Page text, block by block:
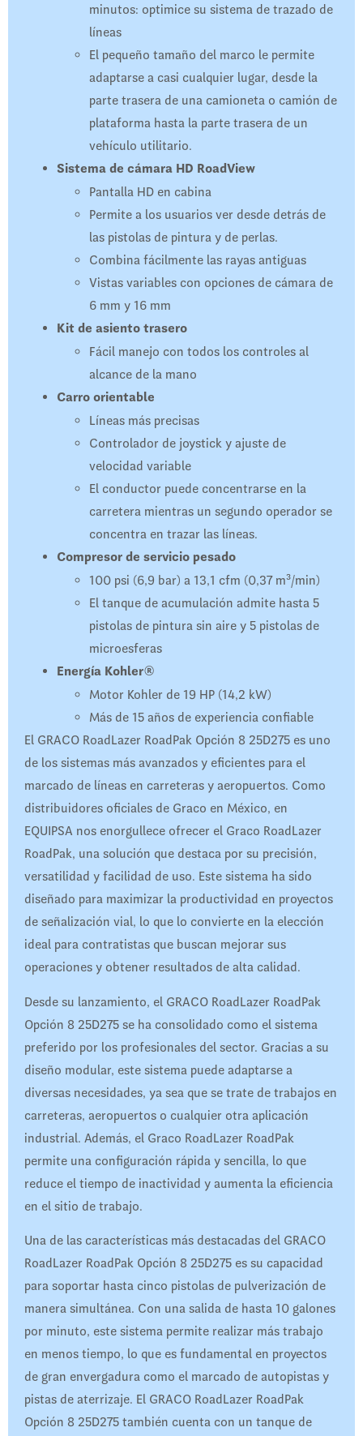
minutos: optimice su sistema de trazado de
líneas
El pequeño tamaño del marco le permite
adaptarse a casi cualquier lugar, desde la
parte trasera de una camioneta o camión de
plataforma hasta la parte trasera de un
vehículo utilitario.
Sistema de cámara HD RoadView
Pantalla HD en cabina
Permite a los usuarios ver desde detrás de
las pistolas de pintura y de perlas.
Combina fácilmente las rayas antiguas
Vistas variables con opciones de cámara de
6 mm y 16 mm
Kit de asiento trasero
Fácil manejo con todos los controles al
alcance de la mano
Carro orientable
Líneas más precisas
Controlador de joystick y ajuste de
velocidad variable
El conductor puede concentrarse en la
carretera mientras un segundo operador se
concentra en trazar las líneas.
Compresor de servicio pesado
100 psi (6,9 bar) a 13,1 cfm (0,37 m³/min)
El tanque de acumulación admite hasta 5
pistolas de pintura sin aire y 5 pistolas de
microesferas
Energía Kohler®
Motor Kohler de 19 HP (14,2 kW)
Más de 15 años de experiencia confiable
El GRACO RoadLazer RoadPak Opción 8 25D275 es uno
de los sistemas más avanzados y eficientes para el
marcado de líneas en carreteras y aeropuertos. Como
distribuidores oficiales de Graco en México, en
EQUIPSA nos enorgullece ofrecer el Graco RoadLazer
RoadPak, una solución que destaca por su precisión,
versatilidad y facilidad de uso. Este sistema ha sido
diseñado para maximizar la productividad en proyectos
de señalización vial, lo que lo convierte en la elección
ideal para contratistas que buscan mejorar sus
operaciones y obtener resultados de alta calidad.
Desde su lanzamiento, el GRACO RoadLazer RoadPak
Opción 8 25D275 se ha consolidado como el sistema
preferido por los profesionales del sector. Gracias a su
diseño modular, este sistema puede adaptarse a
diversas necesidades, ya sea que se trate de trabajos en
carreteras, aeropuertos o cualquier otra aplicación
industrial. Además, el Graco RoadLazer RoadPak
permite una configuración rápida y sencilla, lo que
reduce el tiempo de inactividad y aumenta la eficiencia
en el sitio de trabajo.
Una de las características más destacadas del GRACO
RoadLazer RoadPak Opción 8 25D275 es su capacidad
para soportar hasta cinco pistolas de pulverización de
manera simultánea. Con una salida de hasta 10 galones
por minuto, este sistema permite realizar más trabajo
en menos tiempo, lo que es fundamental en proyectos
de gran envergadura como el marcado de autopistas y
pistas de aterrizaje. El GRACO RoadLazer RoadPak
Opción 8 25D275 también cuenta con un tanque de